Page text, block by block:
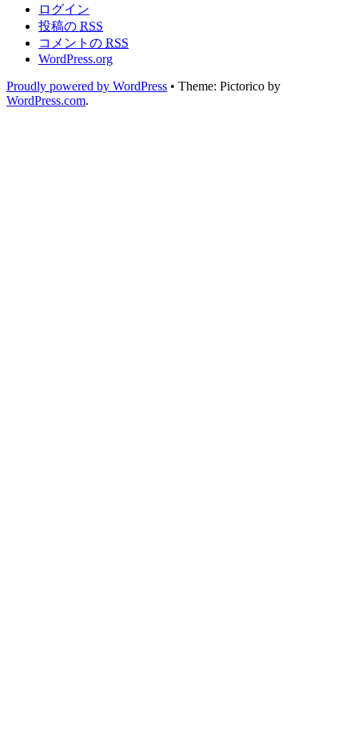
ログイン
投稿の RSS
コメントの RSS
WordPress.org
Proudly powered by WordPress • Theme: Pictorico by
WordPress.com.